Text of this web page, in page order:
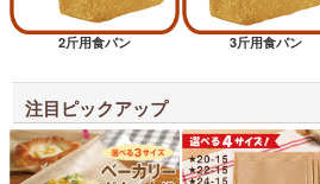
2斤用食パン 3斤用食パン
注目ピックアップ